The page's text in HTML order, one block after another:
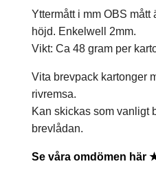
Yttermått i mm OBS mått
höjd. Enkelwell 2mm.
Vikt: Ca 48 gram per
Vita brevpack kartonger
rivremsa.
Kan skickas som vanligt
brevlådan.
Se våra omdömen